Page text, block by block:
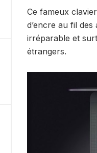
Ce fameux
d’encre au fil
irréparable et
étrangers.